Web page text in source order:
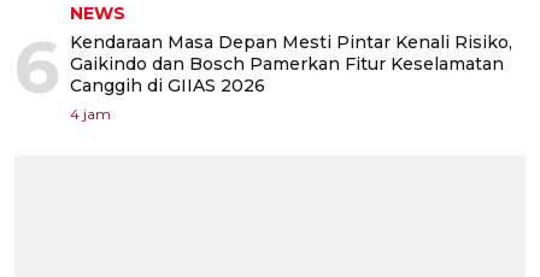
6
NEWS
Kendaraan Masa Depan Mesti Pintar Kenali Risiko,
Gaikindo dan Bosch Pamerkan Fitur Keselamatan
Canggih di GIIAS 2026
4 jam